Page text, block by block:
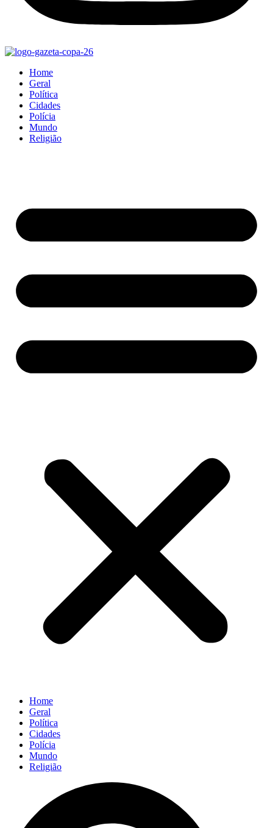
Home
Geral
Política
Cidades
Polícia
Mundo
Religião
Home
Geral
Política
Cidades
Polícia
Mundo
Religião